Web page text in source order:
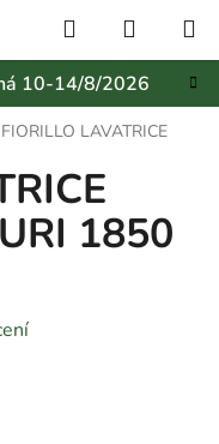
10-14/8/2026
Hledat
KOŠÍK
FIORILLO LAVATRICE
1850